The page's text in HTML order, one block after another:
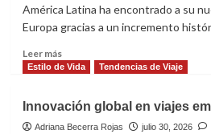
América Latina ha encontrado a su
Europa gracias a un incremento
Leer másLeer
más
auge
turístico
Estilo de Vida Tendencias de Viaje
Innovación global en viajes
Adriana Becerra Rojas julio 30, 2026